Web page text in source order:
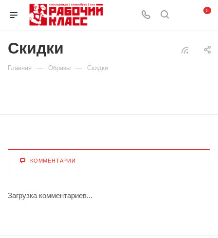
0
Скидки
Главная — Образы — Скидки
КОММЕНТАРИИ
Загрузка комментариев...